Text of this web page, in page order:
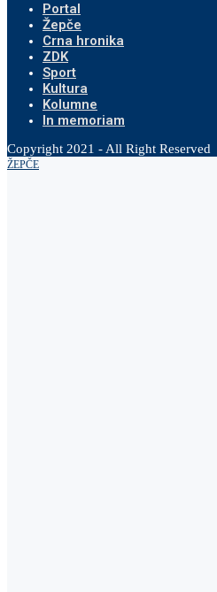
Portal
Žepče
Crna hronika
ZDK
Sport
Kultura
Kolumne
In memoriam
Copyright 2021 - All Right Reserved
ŽEPČE